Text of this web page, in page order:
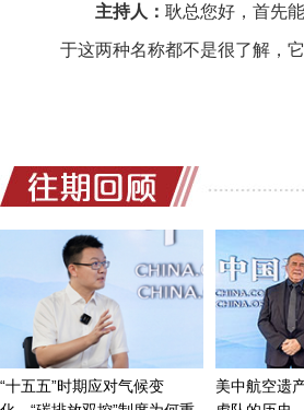
主持人： 耿总您好，首先
于这两种名称都不是很了解，
北方地区，比如说承德、赤峰
能。沸石因为有这些特点，它
农业方面，主要是用作土壤改
铝，还有铁、锰等10多种中量
中药里头，所以它有一定的治
业，用在化妆品，用在食品等
用也比较广泛。
主持人： 当前围绕沸石和